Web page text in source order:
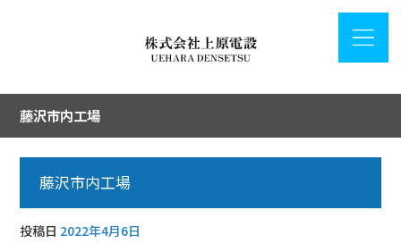
藤沢市内工場
藤沢市内工場
投稿日 2022年4月6日